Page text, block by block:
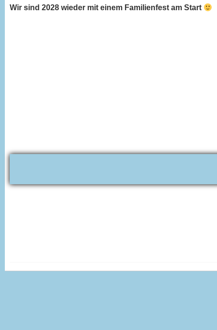
Wir sind 2028 wieder mit einem Familienfest am Start